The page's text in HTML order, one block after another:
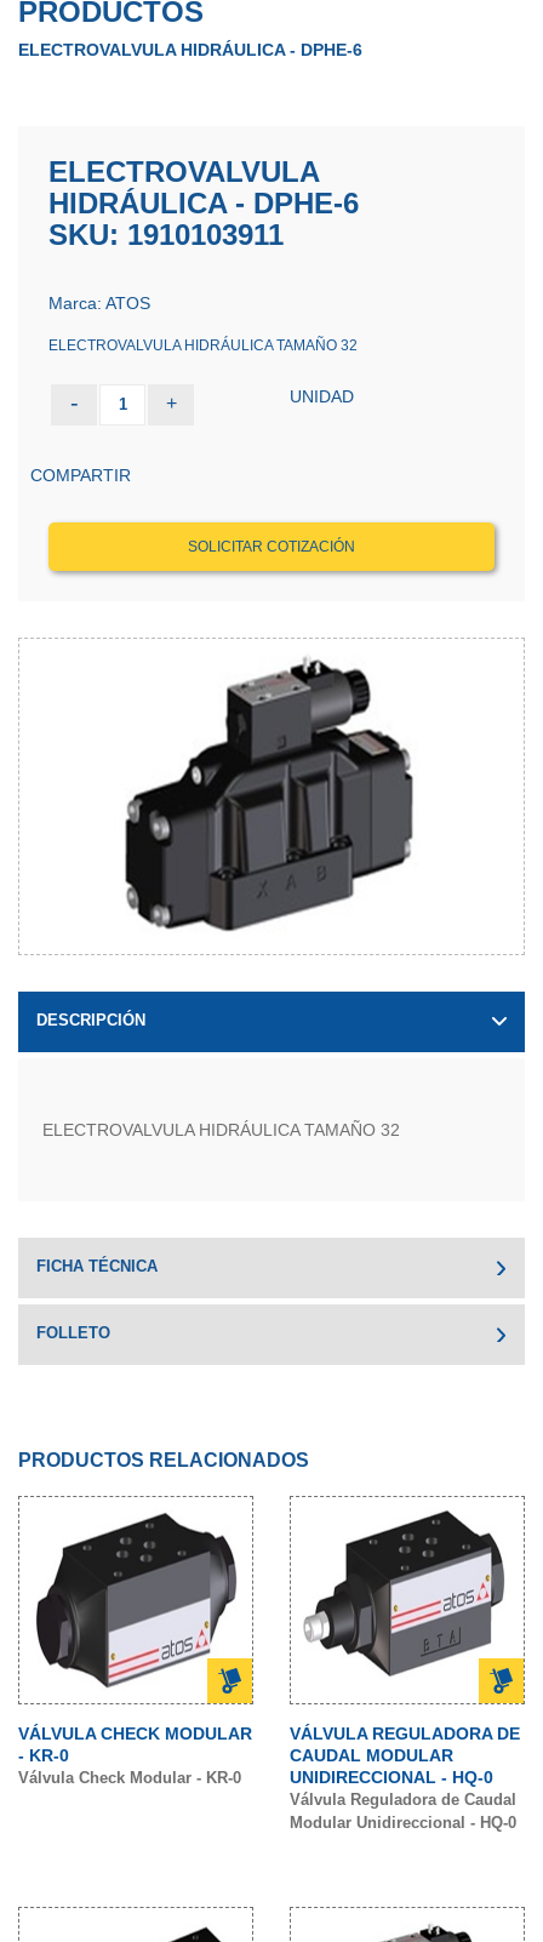
PRODUCTOS
ELECTROVALVULA HIDRÁULICA - DPHE-6
ELECTROVALVULA
HIDRÁULICA - DPHE-6
SKU: 1910103911
Marca: ATOS
ELECTROVALVULA HIDRÁULICA TAMAÑO 32
- 1 + UNIDAD
COMPARTIR
SOLICITAR COTIZACIÓN
DESCRIPCIÓN
ELECTROVALVULA HIDRÁULICA TAMAÑO 32
FICHA TÉCNICA
FOLLETO
PRODUCTOS RELACIONADOS
VÁLVULA CHECK MODULAR
- KR-0
Válvula Check Modular - KR-0
VÁLVULA REGULADORA DE
CAUDAL MODULAR
UNIDIRECCIONAL - HQ-0
Válvula Reguladora de Caudal
Modular Unidireccional - HQ-0